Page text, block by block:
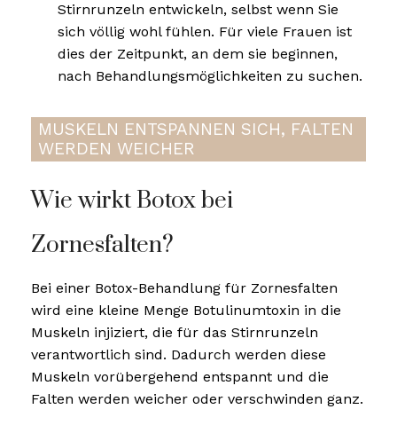
Stirnrunzeln entwickeln, selbst wenn Sie
sich völlig wohl fühlen. Für viele Frauen ist
dies der Zeitpunkt, an dem sie beginnen,
nach Behandlungsmöglichkeiten zu suchen.
MUSKELN ENTSPANNEN SICH, FALTEN
WERDEN WEICHER
Wie wirkt Botox bei
Zornesfalten?
Bei einer Botox-Behandlung für Zornesfalten
wird eine kleine Menge Botulinumtoxin in die
Muskeln injiziert, die für das Stirnrunzeln
verantwortlich sind. Dadurch werden diese
Muskeln vorübergehend entspannt und die
Falten werden weicher oder verschwinden ganz.